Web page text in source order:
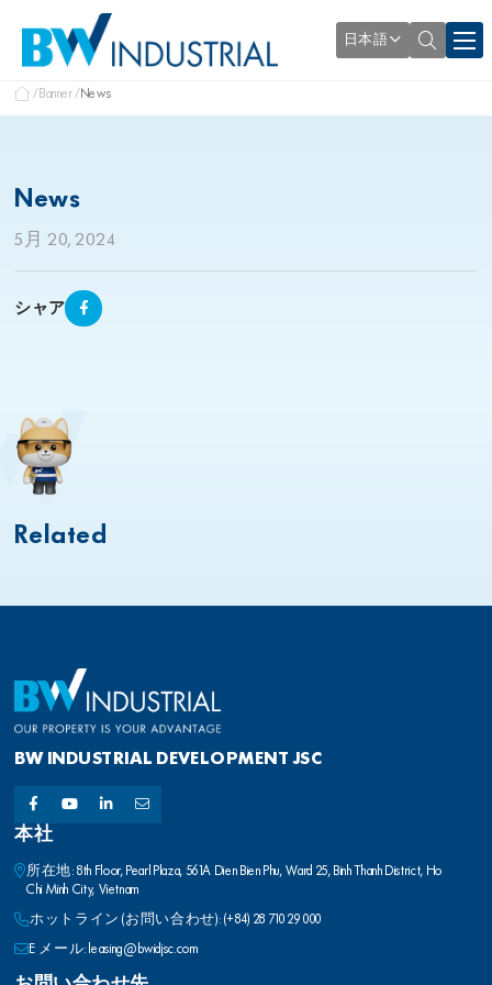
日本語
Banner News
News
5月 20, 2024
シャア
Related
BW INDUSTRIAL DEVELOPMENT JSC
本社
所在地: 8th Floor, Pearl Plaza, 561A Dien Bien Phu, Ward 25, Binh Thanh District, Ho
Chi Minh City, Vietnam
ホットライン (お問い合わせ): (+84) 28 710 29 000
E メール: leasing@bwidjsc.com